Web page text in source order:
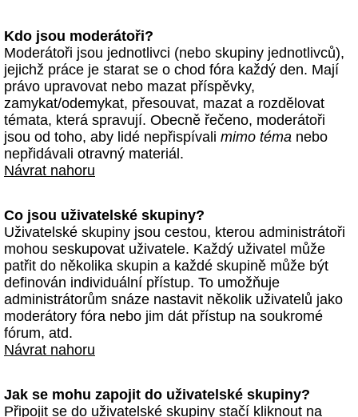
Kdo jsou moderátoři?
Moderátoři jsou jednotlivci (nebo skupiny jednotlivců),
jejichž práce je starat se o chod fóra každý den. Mají
právo upravovat nebo mazat příspěvky,
zamykat/odemykat, přesouvat, mazat a rozdělovat
témata, která spravují. Obecně řečeno, moderátoři
jsou od toho, aby lidé nepřispívali mimo téma nebo
nepřidávali otravný materiál.
Návrat nahoru
Co jsou uživatelské skupiny?
Uživatelské skupiny jsou cestou, kterou administrátoři
mohou seskupovat uživatele. Každý uživatel může
patřit do několika skupin a každé skupině může být
definován individuální přístup. To umožňuje
administrátorům snáze nastavit několik uživatelů jako
moderátory fóra nebo jim dát přístup na soukromé
fórum, atd.
Návrat nahoru
Jak se mohu zapojit do uživatelské skupiny?
Připojit se do uživatelské skupiny stačí kliknout na